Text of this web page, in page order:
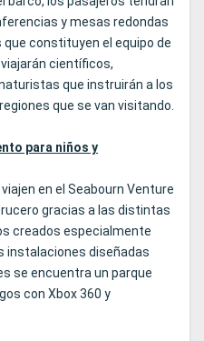
y mesas redondas
constituyen el equipo de
científicos,
que instruirán a los
que se van visitando.
para niños y
en el Seabourn Venture
gracias a las distintas
creados especialmente
instalaciones diseñadas
se encuentra un parque
con Xbox 360 y